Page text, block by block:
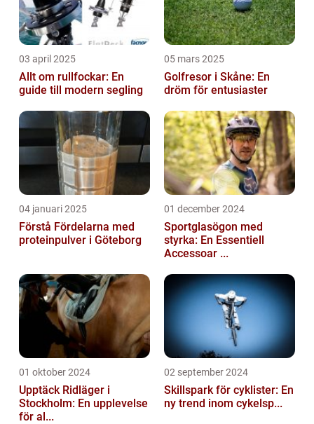
03 april 2025
Allt om rullfockar: En
guide till modern segling
05 mars 2025
Golfresor i Skåne: En
dröm för entusiaster
04 januari 2025
Förstå Fördelarna med
proteinpulver i Göteborg
01 december 2024
Sportglasögon med
styrka: En Essentiell
Accessoar ...
01 oktober 2024
Upptäck Ridläger i
Stockholm: En upplevelse
för al...
02 september 2024
Skillspark för cyklister: En
ny trend inom cykelsp...